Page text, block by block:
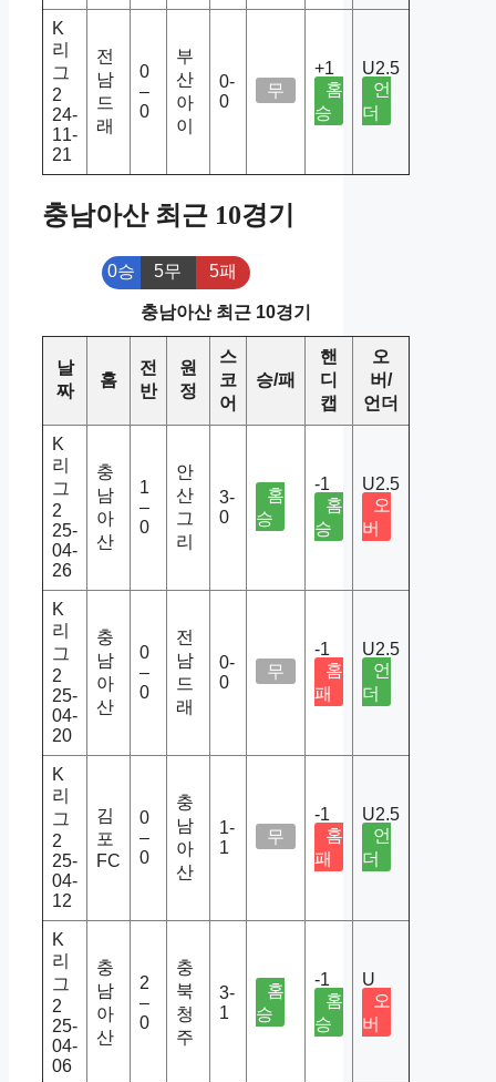
K
리
그
2
24-
11-
21
전
남
드
래
0
–
0
부
산
아
이
0-
0
무
+1
홈
승
U2.5
언
더
충남아산 최근 10경기
0승 5무 5패
충남아산 최근 10경기
날
짜
홈
전
반
원
정
스
코
어
승/패
핸
디
캡
오
버/
언더
K
리
그
2
25-
04-
26
충
남
아
산
1
–
0
안
산
그
리
3-
0
홈
승
-1
홈
승
U2.5
오
버
K
리
그
2
25-
04-
20
충
남
아
산
0
–
0
전
남
드
래
0-
0
무
-1
홈
패
U2.5
언
더
K
리
그
2
25-
04-
12
김
포
FC
0
–
0
충
남
아
산
1-
1
무
-1
홈
패
U2.5
언
더
K
리
그
2
25-
04-
06
충
남
아
산
2
–
0
충
북
청
주
3-
1
홈
승
-1
홈
승
U
오
버